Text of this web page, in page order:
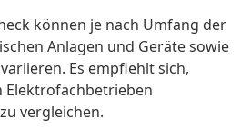
können je nach Umfang der
Anlagen und Geräte sowie
Es empfiehlt sich,
Elektrofachbetrieben
vergleichen.